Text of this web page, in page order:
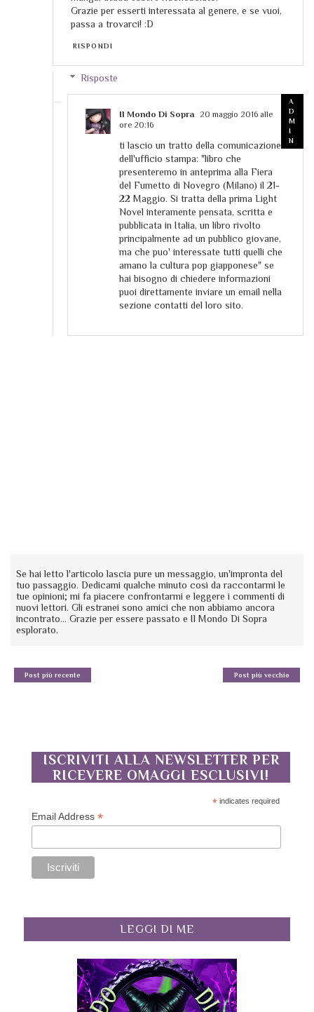
Grazie per esserti interessata al genere, e se vuoi,
passa a trovarci! :D
RISPONDI
Risposte
Il Mondo Di Sopra
20 maggio 2016 alle
ore 20:16
ti lascio un tratto della comunicazione
dell'ufficio stampa: "libro che
presenteremo in anteprima alla Fiera
del Fumetto di Novegro (Milano) il 21-
22 Maggio. Si tratta della prima Light
Novel interamente pensata, scritta e
pubblicata in Italia, un libro rivolto
principalmente ad un pubblico giovane,
ma che puo' interessate tutti quelli che
amano la cultura pop giapponese" se
hai bisogno di chiedere informazioni
puoi direttamente inviare un email nella
sezione contatti del loro sito.
Se hai letto l'articolo lascia pure un messaggio, un'impronta del
tuo passaggio. Dedicami qualche minuto così da raccontarmi le
tue opinioni; mi fa piacere confrontarmi e leggere i commenti di
nuovi lettori. Gli estranei sono amici che non abbiamo ancora
incontrato... Grazie per essere passato e Il Mondo Di Sopra
esplorato.
Post più recente Post più vecchio
ISCRIVITI ALLA NEWSLETTER PER
RICEVERE OMAGGI ESCLUSIVI!
* indicates required
Email Address*
LEGGI DI ME